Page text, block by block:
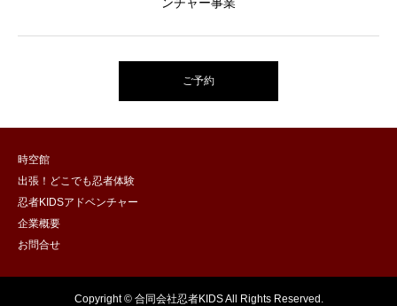
ンチャー事業
ご予約
時空館
出張！どこでも忍者体験
忍者KIDSアドベンチャー
企業概要
お問合せ
Copyright © 合同会社忍者KIDS All Rights Reserved.